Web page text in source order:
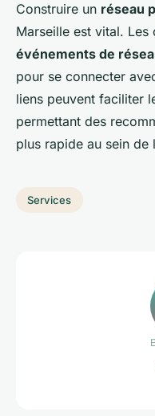
Construire un réseau
Marseille est vital.
événements de
pour se connecter
liens peuvent faciliter
permettant des
plus rapide au sein de
Services